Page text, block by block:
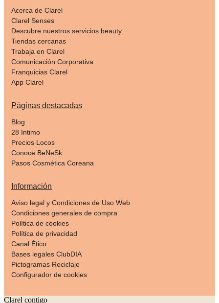
Acerca de Clarel
Clarel Senses
Descubre nuestros servicios beauty
Tiendas cercanas
Trabaja en Clarel
Comunicación Corporativa
Franquicias Clarel
App Clarel
Páginas destacadas
Blog
28 Intimo
Precios Locos
Conoce BeNeSk
Pasos Cosmética Coreana
Información
Aviso legal y Condiciones de Uso Web
Condiciones generales de compra
Política de cookies
Política de privacidad
Canal Ético
Bases legales ClubDIA
Pictogramas Reciclaje
Configurador de cookies
Clarel contigo